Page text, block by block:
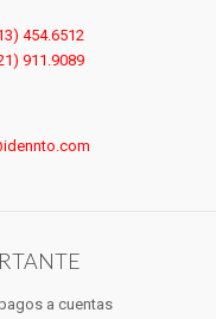
454.6512
911.9089
a cuentas